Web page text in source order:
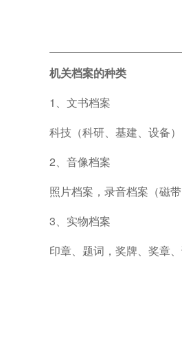
机关档案的种类
1、文书档案
科技（科研、基建、设备
2、音像档案
照片档案，录音档案（磁
3、实物档案
印章、题词，奖牌、奖章